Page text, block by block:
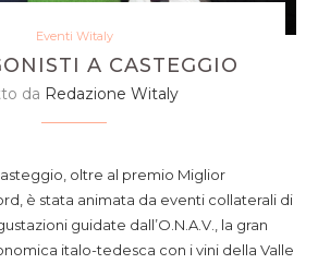
Eventi Witaly
A CASTEGGIO
da Redazione Witaly
oltre al premio Miglior
è stata animata da eventi collaterali di
guidate dall’O.N.A.V., la gran
italo-tedesca con i vini della Valle